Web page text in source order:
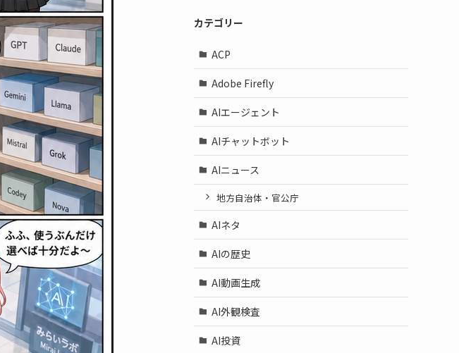
カテゴリー
ACP
Adobe Firefly
AIエージェント
AIチャットボット
AIニュース
地方自治体・官公庁
AIネタ
AIの歴史
AI動画生成
AI外観検査
AI投資